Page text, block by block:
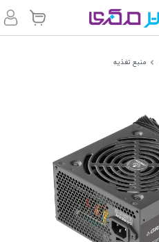
منبع تغذیه